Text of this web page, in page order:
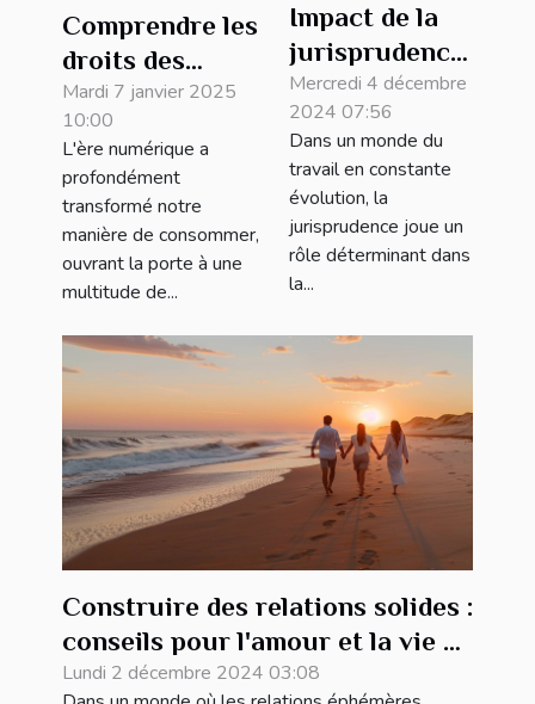
Comprendre les
droits des
consommateurs
dans les achats
en ligne
Mardi 7 janvier 2025
10:00
L'ère numérique a
profondément
transformé notre
manière de consommer,
ouvrant la porte à une
multitude de...
Impact de la
jurisprudence
récente sur
les contrats de
travail
temporaires
Mercredi 4 décembre
2024 07:56
Dans un monde du
travail en constante
évolution, la
jurisprudence joue un
rôle déterminant dans
la...
Construire des relations solides :
conseils pour l'amour et la vie à
deux
Lundi 2 décembre 2024 03:08